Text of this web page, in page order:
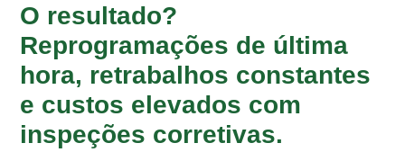
O resultado?
Reprogramações de última
hora, retrabalhos constantes
e custos elevados com
inspeções corretivas.